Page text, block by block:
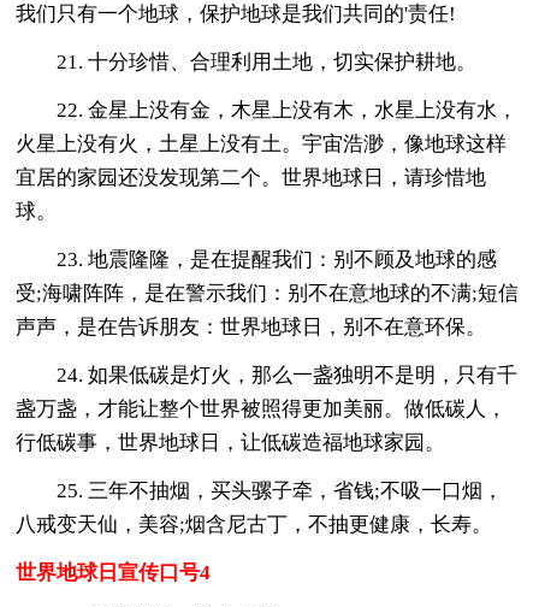
我们只有一个地球，保护地球是我们共同的'责任!
21. 十分珍惜、合理利用土地，切实保护耕地。
22. 金星上没有金，木星上没有木，水星上没有水，
火星上没有火，土星上没有土。宇宙浩渺，像地球这样
宜居的家园还没发现第二个。世界地球日，请珍惜地
球。
23. 地震隆隆，是在提醒我们：别不顾及地球的感
受;海啸阵阵，是在警示我们：别不在意地球的不满;短信
声声，是在告诉朋友：世界地球日，别不在意环保。
24. 如果低碳是灯火，那么一盏独明不是明，只有千
盏万盏，才能让整个世界被照得更加美丽。做低碳人，
行低碳事，世界地球日，让低碳造福地球家园。
25. 三年不抽烟，买头骡子牵，省钱;不吸一口烟，
八戒变天仙，美容;烟含尼古丁，不抽更健康，长寿。
世界地球日宣传口号4